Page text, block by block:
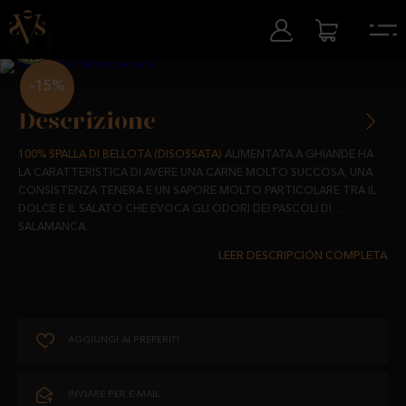
-15%
Descrizione
100% SPALLA DI BELLOTA (DISOSSATA) ALIMENTATA A GHIANDE HA
LA CARATTERISTICA DI AVERE UNA CARNE MOLTO SUCCOSA, UNA
CONSISTENZA TENERA E UN SAPORE MOLTO PARTICOLARE TRA IL
DOLCE E IL SALATO CHE EVOCA GLI ODORI DEI PASCOLI DI
SALAMANCA.
PROVENIENTE DA MAIALI IBERICI ALLEVATI LIBERAMENTE NEI NOSTRI
SAPORI CHE EVOCANO L'AUTENTICO CON LA MIGLIORE QUALITÀ.
CONSERVAZIONE E DURATA:
AGGIUNGI AI PREFERITI
INVIARE PER E-MAIL